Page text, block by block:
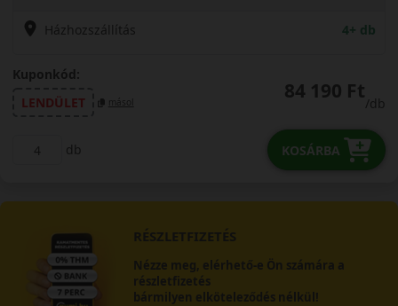
Házhozszállítás 4+ db
Kuponkód:
LENDÜLET
másol 84 190 Ft
/db
db KOSÁRBA
RÉSZLETFIZETÉS
Nézze meg, elérhető-e Ön számára a
részletfizetés
bármilyen elköteleződés nélkül!